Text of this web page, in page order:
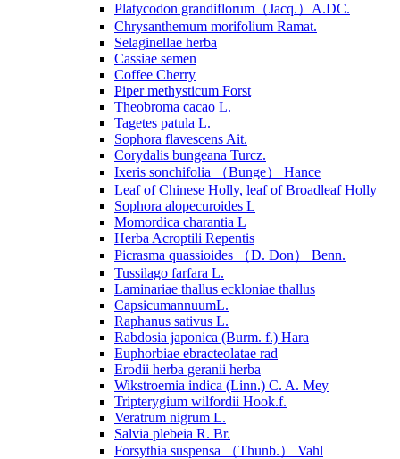
Platycodon grandiflorum（Jacq.）A.DC.
Chrysanthemum morifolium Ramat.
Selaginellae herba
Cassiae semen
Coffee Cherry
Piper methysticum Forst
Theobroma cacao L.
Tagetes patula L.
Sophora flavescens Ait.
Corydalis bungeana Turcz.
Ixeris sonchifolia （Bunge） Hance
Leaf of Chinese Holly, leaf of Broadleaf Holly
Sophora alopecuroides L
Momordica charantia L
Herba Acroptili Repentis
Picrasma quassioides （D. Don） Benn.
Tussilago farfara L.
Laminariae thallus eckloniae thallus
CapsicumannuumL.
Raphanus sativus L.
Rabdosia japonica (Burm. f.) Hara
Euphorbiae ebracteolatae rad
Erodii herba geranii herba
Wikstroemia indica (Linn.) C. A. Mey
Tripterygium wilfordii Hook.f.
Veratrum nigrum L.
Salvia plebeia R. Br.
Forsythia suspensa （Thunb.） Vahl